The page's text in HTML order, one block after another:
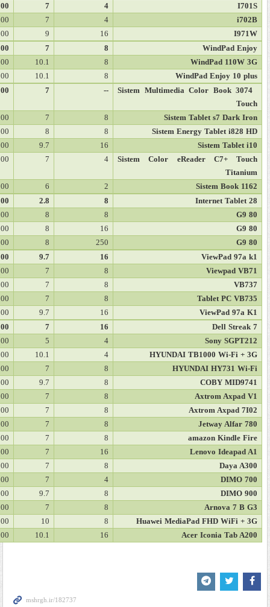
I701S
4
7
i702B
4
7
I971W
16
9
WindPad Enjoy
8
7
WindPad 110W 3G
8
10.1
WindPad Enjoy 10 plus
8
10.1
Sistem Multimedia Color Book 3074
Touch
--
7
Sistem Tablet s7 Dark Iron
8
7
Sistem Energy Tablet i828 HD
8
8
Sistem Tablet i10
16
9.7
Sistem Color eReader C7+ Touch
Titanium
4
7
Sistem Book 1162
2
6
28 Internet Tablet
8
2.8
80 G9
8
8
80 G9
16
8
80 G9
250
8
ViewPad 97a k1
16
9.7
Viewpad VB71
8
7
VB737
8
7
Tablet PC VB735
8
7
ViewPad 97a K1
16
9.7
Dell Streak 7
16
7
Sony SGPT212
4
5
HYUNDAI TB1000 Wi-Fi + 3G
4
10.1
HYUNDAI HY731 Wi-Fi
8
7
COBY MID9741
8
9.7
Axtrom Axpad V1
8
7
Axtrom Axpad 7I02
8
7
Jetway Alfar 780
8
7
amazon Kindle Fire
8
7
Lenovo Ideapad A1
16
7
Daya A300
8
7
DIMO 700
4
7
DIMO 900
8
9.7
Arnova 7 B G3
8
7
Huawei MediaPad FHD WiFi + 3G
8
10
Acer Iconia Tab A200
16
10.1